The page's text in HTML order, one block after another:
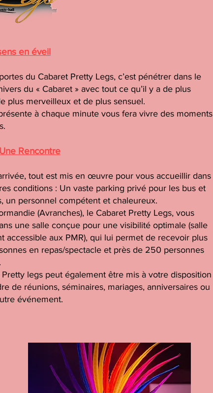
en éveil
du Cabaret Pretty Legs, c’est pénétrer dans le
du « Cabaret » avec tout ce qu’il y a de plus
plus merveilleux et de plus sensuel.
à chaque minute vous fera vivre des moments
Rencontre
tout est mis en œuvre pour vous accueillir dans
conditions : Un vaste parking privé pour les bus et
un personnel compétent et chaleureux.
(Avranches), le Cabaret Pretty Legs, vous
une salle conçue pour une visibilité optimale (salle
accessible aux PMR), qui lui permet de recevoir plus
en repas/spectacle et près de 250 personnes
Pretty legs peut également être mis à votre disposition
de réunions, séminaires, mariages, anniversaires ou
événement.